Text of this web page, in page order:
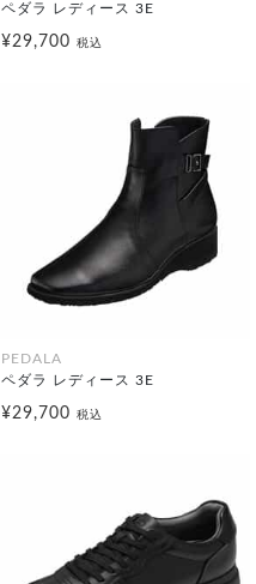
ペダラ レディース 3E
¥29,700 税込
PEDALA
ペダラ レディース 3E
¥29,700 税込